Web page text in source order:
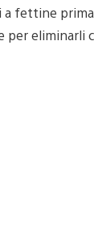
a fettine
per eliminarli